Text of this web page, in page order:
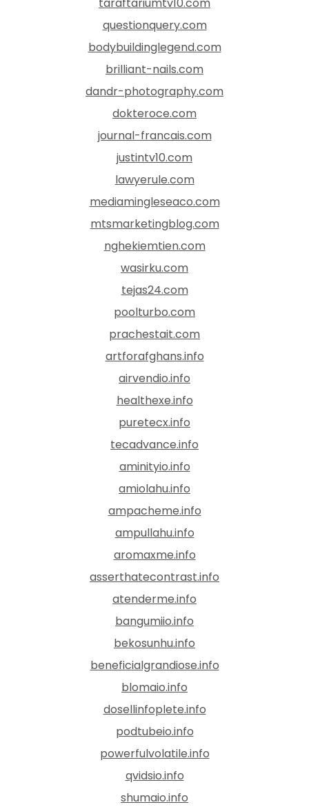
taraftariumtv10.com
questionquery.com
bodybuildinglegend.com
brilliant-nails.com
dandr-photography.com
dokteroce.com
journal-francais.com
justintv10.com
lawyerule.com
mediamingleseaco.com
mtsmarketingblog.com
nghekiemtien.com
wasirku.com
tejas24.com
poolturbo.com
prachestait.com
artforafghans.info
airvendio.info
healthexe.info
puretecx.info
tecadvance.info
aminityio.info
amiolahu.info
ampacheme.info
ampullahu.info
aromaxme.info
asserthatecontrast.info
atenderme.info
bangumiio.info
bekosunhu.info
beneficialgrandiose.info
blomaio.info
dosellinfoplete.info
podtubeio.info
powerfulvolatile.info
qvidsio.info
shumaio.info